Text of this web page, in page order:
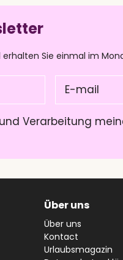
Sie einmal im
Verarbeitung
mail
Über uns
Über uns
Kontact
Urlaubsmagazin